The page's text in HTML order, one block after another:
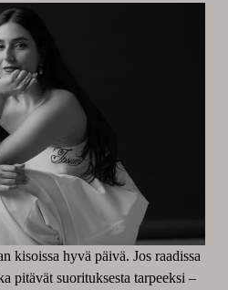
kisoissa hyvä päivä. Jos raadissa
pitävät suorituksesta tarpeeksi –